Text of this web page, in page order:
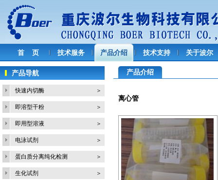
首 页 技术服务 产品介绍 技术支持 关于波尔
产品导航
快速内切酶 ＞
即溶型干粉 ＞
即用型溶液 ＞
电泳试剂 ＞
蛋白质分离纯化检测 ＞
生化试剂 ＞
产品介绍
离心管